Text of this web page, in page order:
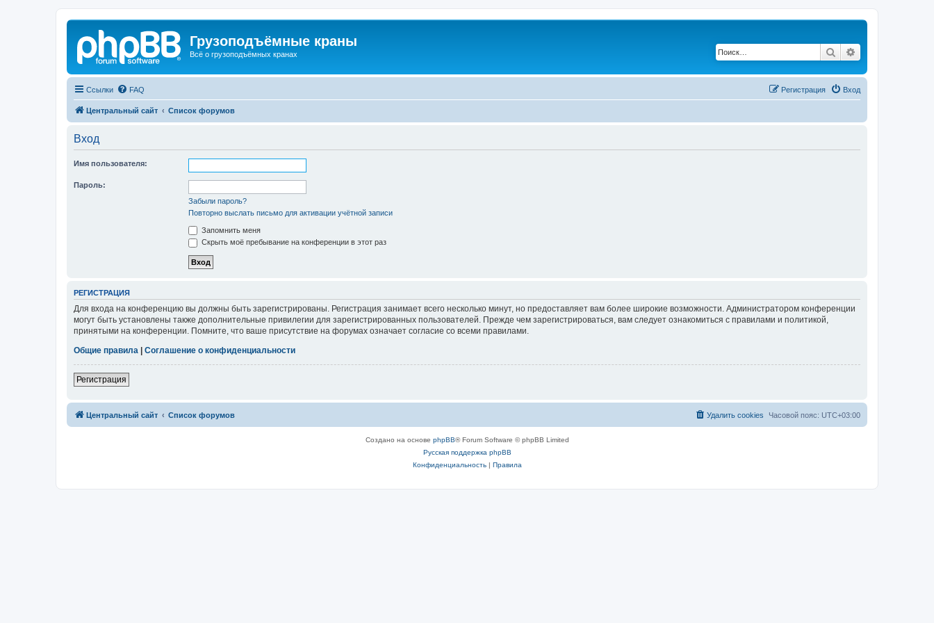
Грузоподъёмные краны
Всё о грузоподъёмных кранах Поиск
Ссылки FAQ Вход
Регистрация
Центральный сайт Список форумов
Вход
Имя пользователя:
Пароль:
Забыли пароль?
Повторно выслать письмо для активации учётной записи
Запомнить меня
Скрыть моё пребывание на конференции в этот раз
РЕГИСТРАЦИЯ
Для входа на конференцию вы должны быть зарегистрированы. Регистрация занимает всего несколько минут, но предоставляет вам более широкие возможности. Администратором конференции
могут быть установлены также дополнительные привилегии для зарегистрированных пользователей. Прежде чем зарегистрироваться, вам следует ознакомиться с правилами и политикой,
принятыми на конференции. Помните, что ваше присутствие на форумах означает согласие со всеми правилами.
Общие правила
Соглашение о конфиденциальности
Регистрация
Центральный сайт Список форумов Часовой пояс: UTC+03:00
Удалить cookies
Создано на основе phpBB® Forum Software © phpBB Limited
Русская поддержка phpBB
Конфиденциальность| Правила